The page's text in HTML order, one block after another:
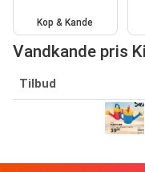
Kop & Kande
Vandkande pris
Tilbud